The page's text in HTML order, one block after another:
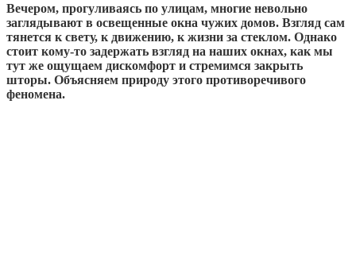
Вечером, прогуливаясь по улицам, многие невольно
заглядывают в освещенные окна чужих домов. Взгляд сам
тянется к свету, к движению, к жизни за стеклом. Однако
стоит кому-то задержать взгляд на наших окнах, как мы
тут же ощущаем дискомфорт и стремимся закрыть
шторы. Объясняем природу этого противоречивого
феномена.